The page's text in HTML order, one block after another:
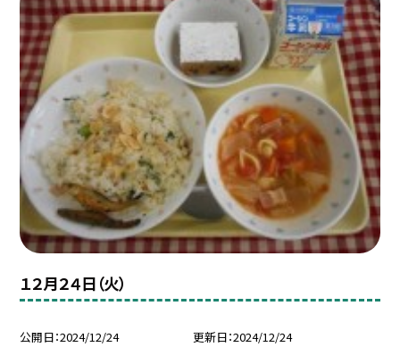
１２月２４日（火）
公開日 2024/12/24 更新日 2024/12/24